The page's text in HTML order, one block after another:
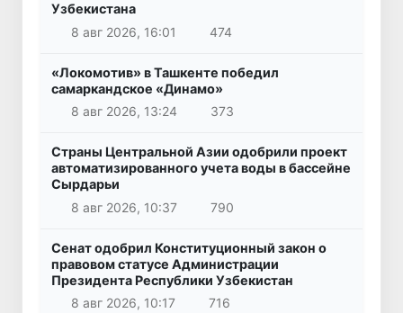
Узбекистана
8 авг 2026, 16:01
474
«Локомотив» в Ташкенте победил
самаркандское «Динамо»
8 авг 2026, 13:24
373
Страны Центральной Азии одобрили проект
автоматизированного учета воды в бассейне
Сырдарьи
8 авг 2026, 10:37
790
Сенат одобрил Конституционный закон о
правовом статусе Администрации
Президента Республики Узбекистан
8 авг 2026, 10:17
716